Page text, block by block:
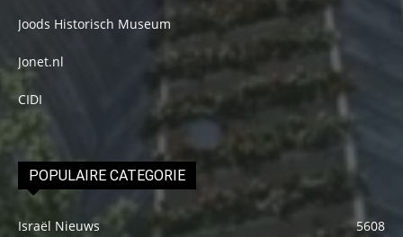
Joods Historisch Museum
Jonet.nl
CIDI
POPULAIRE CATEGORIE
Israël Nieuws
5608